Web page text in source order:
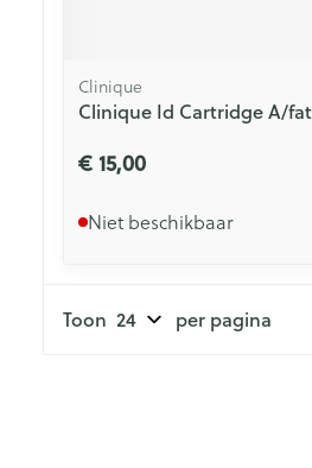
Clinique
Clinique Id Cartridge A/
€ 15,00
Niet beschikbaar
Toon per pagina